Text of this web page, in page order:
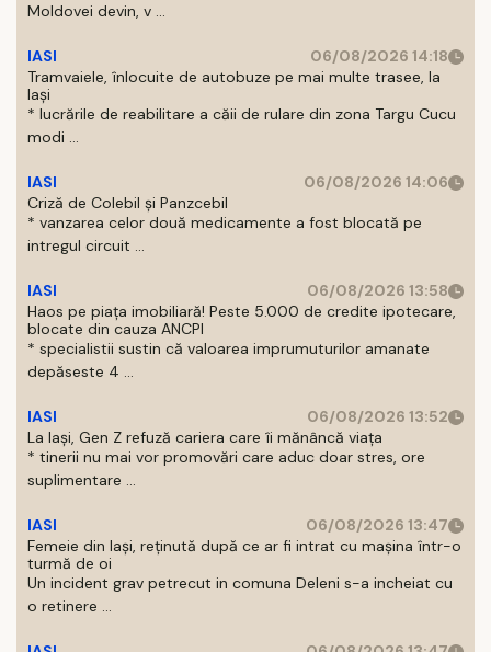
Moldovei devin, v ...
IASI
06/08/2026 14:18
Tramvaiele, înlocuite de autobuze pe mai multe trasee, la
Iași
* lucrările de reabilitare a căii de rulare din zona Targu Cucu
modi ...
IASI
06/08/2026 14:06
Criză de Colebil și Panzcebil
* vanzarea celor două medicamente a fost blocată pe
intregul circuit ...
IASI
06/08/2026 13:58
Haos pe piața imobiliară! Peste 5.000 de credite ipotecare,
blocate din cauza ANCPI
* specialistii sustin că valoarea imprumuturilor amanate
depăseste 4 ...
IASI
06/08/2026 13:52
La Iași, Gen Z refuză cariera care îi mănâncă viața
* tinerii nu mai vor promovări care aduc doar stres, ore
suplimentare ...
IASI
06/08/2026 13:47
Femeie din Iași, reținută după ce ar fi intrat cu mașina într-o
turmă de oi
Un incident grav petrecut in comuna Deleni s-a incheiat cu
o retinere ...